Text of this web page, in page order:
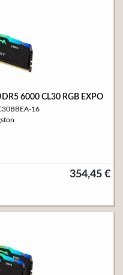
6000 CL30 RGB EXPO
16
354,45 €